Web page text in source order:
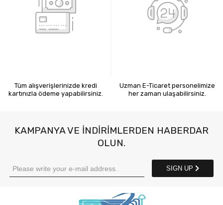
Tüm alışverişlerinizde kredi
kartınızla ödeme yapabilirsiniz.
Uzman E-Ticaret personelimize
her zaman ulaşabilirsiniz.
KAMPANYA VE INDIRIMLERDEN HABERDAR
OLUN.
SIGN UP